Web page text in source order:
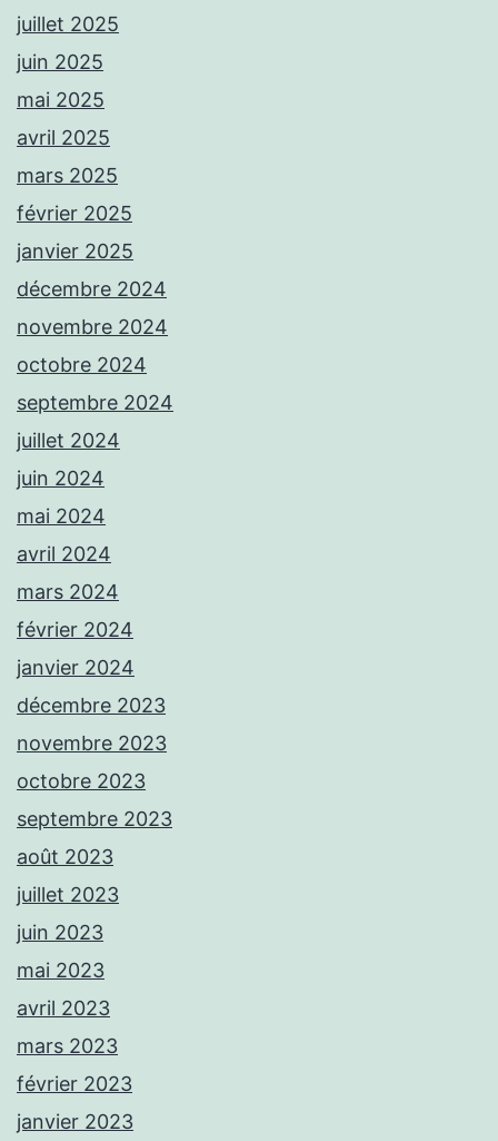
juillet 2025
juin 2025
mai 2025
avril 2025
mars 2025
février 2025
janvier 2025
décembre 2024
novembre 2024
octobre 2024
septembre 2024
juillet 2024
juin 2024
mai 2024
avril 2024
mars 2024
février 2024
janvier 2024
décembre 2023
novembre 2023
octobre 2023
septembre 2023
août 2023
juillet 2023
juin 2023
mai 2023
avril 2023
mars 2023
février 2023
janvier 2023